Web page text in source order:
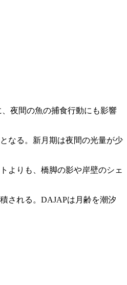
夜間の魚の捕食行動にも影響
なる。新月期は夜間の光量が少
よりも、橋脚の影や岸壁のシェ
される。DAJAPは月齢を潮汐